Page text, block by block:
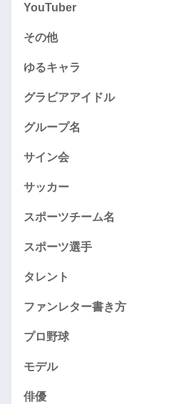
YouTuber
その他
ゆるキャラ
グラビアアイドル
グループ名
サイン会
サッカー
スポーツチーム名
スポーツ選手
タレント
ファンレター書き方
プロ野球
モデル
俳優